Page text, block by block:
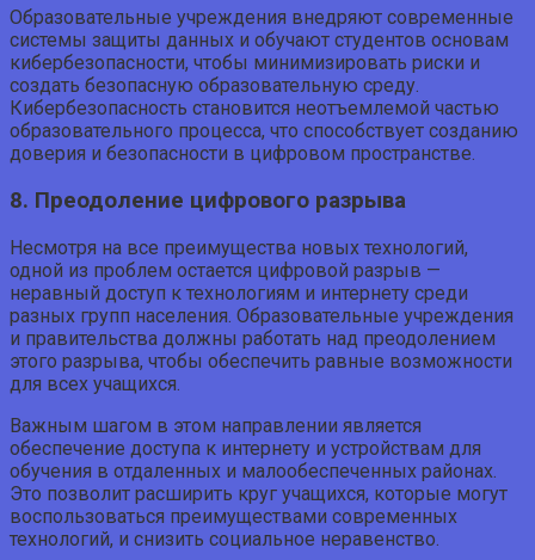
Образовательные учреждения внедряют современные
системы защиты данных и обучают студентов основам
кибербезопасности, чтобы минимизировать риски и
создать безопасную образовательную среду.
Кибербезопасность становится неотъемлемой частью
образовательного процесса, что способствует созданию
доверия и безопасности в цифровом пространстве.
8. Преодоление цифрового разрыва
Несмотря на все преимущества новых технологий,
одной из проблем остается цифровой разрыв —
неравный доступ к технологиям и интернету среди
разных групп населения. Образовательные учреждения
и правительства должны работать над преодолением
этого разрыва, чтобы обеспечить равные возможности
для всех учащихся.
Важным шагом в этом направлении является
обеспечение доступа к интернету и устройствам для
обучения в отдаленных и малообеспеченных районах.
Это позволит расширить круг учащихся, которые могут
воспользоваться преимуществами современных
технологий, и снизить социальное неравенство.